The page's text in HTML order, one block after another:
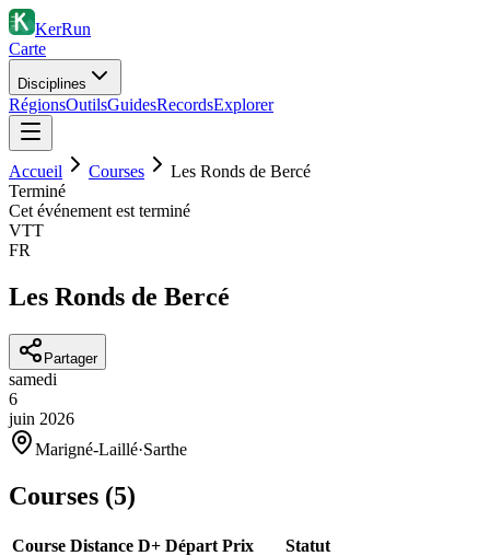
KerRun
Carte
Disciplines
RégionsOutilsGuidesRecordsExplorer
Accueil Courses
Les Ronds de Bercé
Terminé
Cet événement est terminé
VTT
FR
Les Ronds de Bercé
Partager
samedi
6
juin 2026
Marigné-Laillé·Sarthe
Courses (5)
Course Distance D+ Départ Prix
Statut